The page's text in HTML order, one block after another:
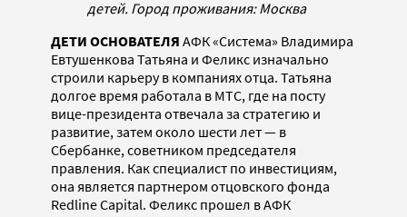
детей. Город проживания: Москва
ДЕТИ ОСНОВАТЕЛЯ АФК «Система» Владимира
Евтушенкова Татьяна и Феликс изначально
строили карьеру в компаниях отца. Татьяна
долгое время работала в МТС, где на посту
вице-президента отвечала за стратегию и
развитие, затем около шести лет — в
Сбербанке, советником председателя
правления. Как специалист по инвестициям,
она является партнером отцовского фонда
Redline Capital. Феликс прошел в АФК